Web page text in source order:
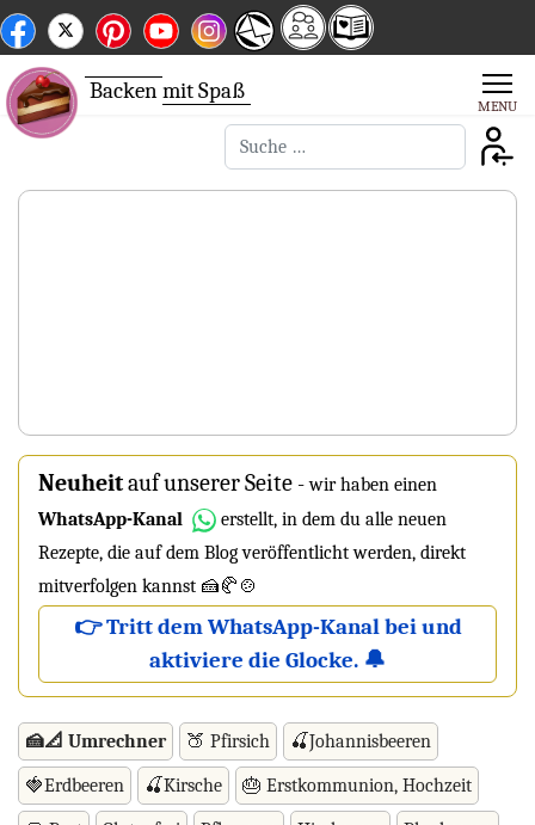
Backenmit Spaß
Suchen
Neuheitauf unserer Seite -wir haben einen
WhatsApp-Kanal
erstellt, in dem du alle neuen
Rezepte, die auf dem Blog veröffentlicht werden, direkt
mitverfolgen kannst 🍰🥐🍲
👉 Tritt dem WhatsApp-Kanal bei und
aktiviere die Glocke. 🔔
🍰📐 Umrechner 🍑 Pfirsich 🍒Johannisbeeren
🍓Erdbeeren 🍒Kirsche 🎂 Erstkommunion, Hochzeit